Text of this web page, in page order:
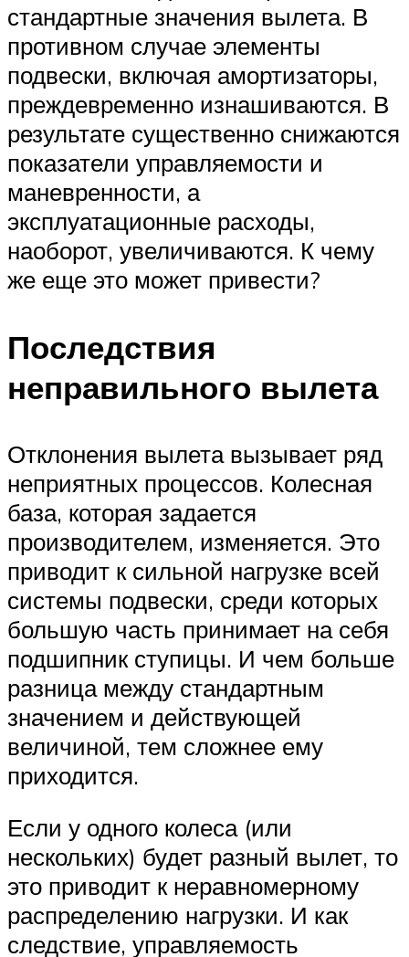
стандартные значения вылета. В
противном случае элементы
подвески, включая амортизаторы,
преждевременно изнашиваются. В
результате существенно снижаются
показатели управляемости и
маневренности, а
эксплуатационные расходы,
наоборот, увеличиваются. К чему
же еще это может привести?
Последствия
неправильного вылета
Отклонения вылета вызывает ряд
неприятных процессов. Колесная
база, которая задается
производителем, изменяется. Это
приводит к сильной нагрузке всей
системы подвески, среди которых
большую часть принимает на себя
подшипник ступицы. И чем больше
разница между стандартным
значением и действующей
величиной, тем сложнее ему
приходится.
Если у одного колеса (или
нескольких) будет разный вылет, то
это приводит к неравномерному
распределению нагрузки. И как
следствие, управляемость